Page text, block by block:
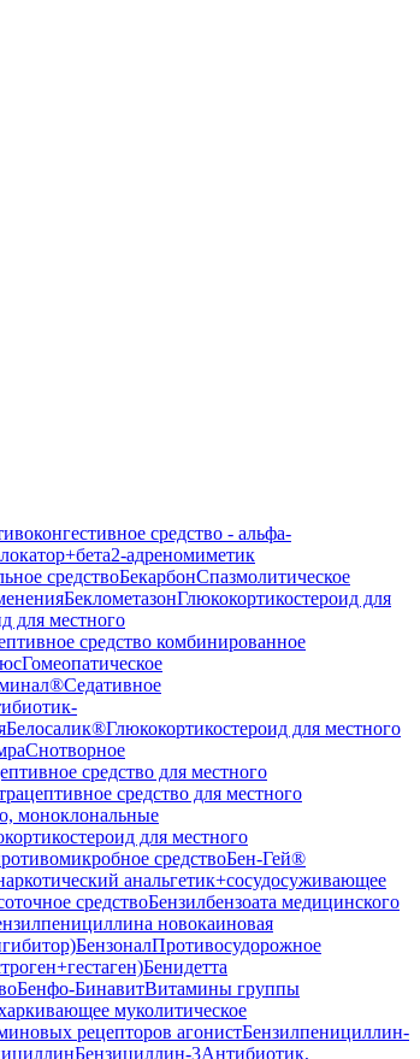
средство - альфа-
адреномиметик
средствоБекарбонСпазмолитическое
БеклометазонГлюкокортикостероид для
для местного
средство комбинированное
Гомеопатическое
Седативное
Белосалик®Глюкокортикостероид для местного
Снотворное
средство для местного
средство для местного
моноклональные
для местного
средствоБен-Гей®
анальгетик+сосудосуживающее
средствоБензилбензоата медицинского
новокаиновая
БензоналПротивосудорожное
Бенидетта
Бенфо-БинавитВитамины группы
муколитическое
рецепторов агонистБензилпенициллин-
Бензициллин-3Антибиотик,